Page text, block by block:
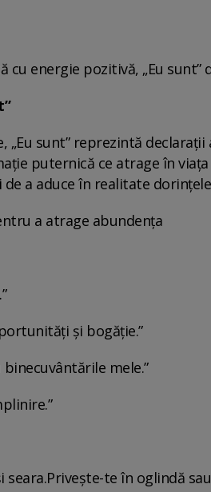
cu energie pozitivă, „Eu
sunt” reprezintă
puternică ce atrage în
a aduce în realitate
a atrage abundența
și bogăție.”
mele.”
te în oglindă